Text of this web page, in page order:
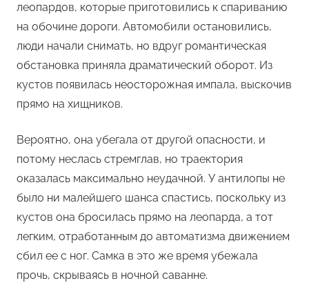
леопардов, которые приготовились к спариванию
на обочине дороги. Автомобили остановились,
люди начали снимать, но вдруг романтическая
обстановка приняла драматический оборот. Из
кустов появилась неосторожная импала, выскочив
прямо на хищников.
Вероятно, она убегала от другой опасности, и
потому неслась стремглав, но траектория
оказалась максимально неудачной. У антилопы не
было ни малейшего шанса спастись, поскольку из
кустов она бросилась прямо на леопарда, а тот
легким, отработанным до автоматизма движением
сбил ее с ног. Самка в это же время убежала
прочь, скрываясь в ночной саванне.